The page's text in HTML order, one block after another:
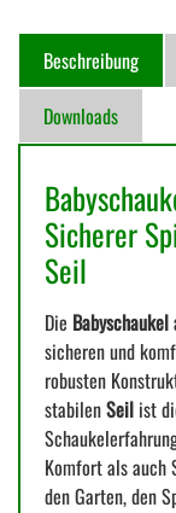
Beschreibung
Downloads
Sicherer
Seil
Die
sicheren und
robusten
stabilenSeil ist
Komfort als auch
den Garten, den